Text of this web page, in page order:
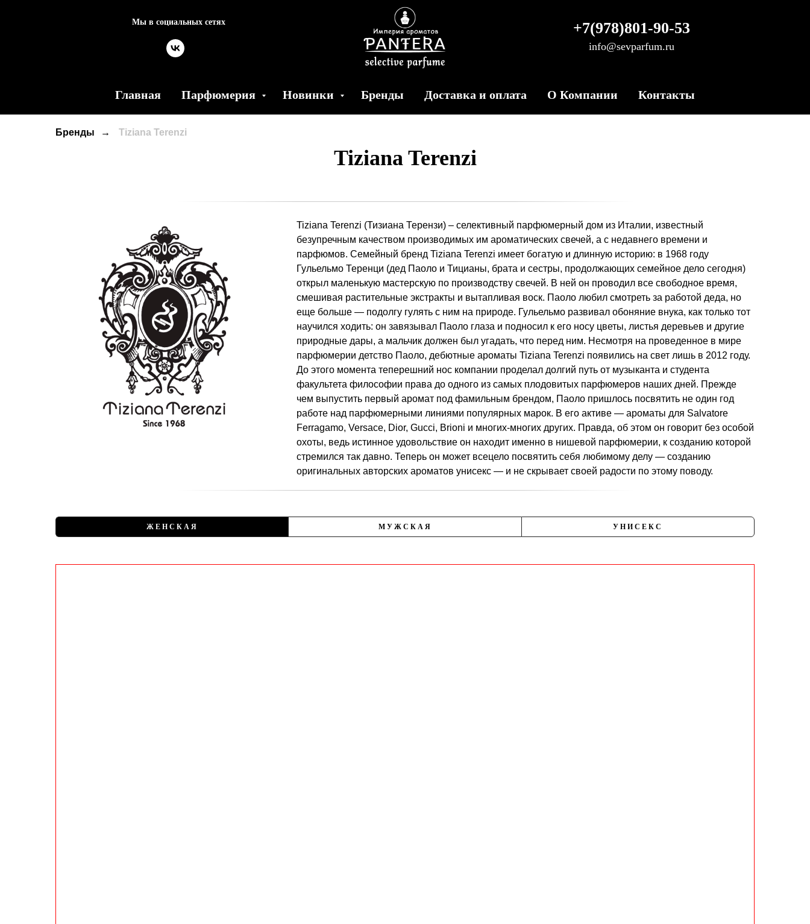
Мы в социальных сетях +7(978)801-90-53
info@sevparfum.ru
Главная Парфюмерия Новинки Бренды Доставка и оплата О Компании Контакты
Бренды → Tiziana Terenzi
Tiziana Terenzi
Tiziana Terenzi (Тизиана Терензи) – селективный парфюмерный дом из Италии, известный
безупречным качеством производимых им ароматических свечей, а с недавнего времени и
парфюмов. Семейный бренд Tiziana Terenzi имеет богатую и длинную историю: в 1968 году
Гульельмо Теренци (дед Паоло и Тицианы, брата и сестры, продолжающих семейное дело сегодня)
открыл маленькую мастерскую по производству свечей. В ней он проводил все свободное время,
смешивая растительные экстракты и вытапливая воск. Паоло любил смотреть за работой деда, но
еще больше — подолгу гулять с ним на природе. Гульельмо развивал обоняние внука, как только тот
научился ходить: он завязывал Паоло глаза и подносил к его носу цветы, листья деревьев и другие
природные дары, а мальчик должен был угадать, что перед ним. Несмотря на проведенное в мире
парфюмерии детство Паоло, дебютные ароматы Tiziana Terenzi появились на свет лишь в 2012 году.
До этого момента теперешний нос компании проделал долгий путь от музыканта и студента
факультета философии права до одного из самых плодовитых парфюмеров наших дней. Прежде
чем выпустить первый аромат под фамильным брендом, Паоло пришлось посвятить не один год
работе над парфюмерными линиями популярных марок. В его активе — ароматы для Salvatore
Ferragamo, Versace, Dior, Gucci, Brioni и многих-многих других. Правда, об этом он говорит без особой
охоты, ведь истинное удовольствие он находит именно в нишевой парфюмерии, к созданию которой
стремился так давно. Теперь он может всецело посвятить себя любимому делу — созданию
оригинальных авторских ароматов унисекс — и не скрывает своей радости по этому поводу.
ЖЕНСКАЯ МУЖСКАЯ УНИСЕКС